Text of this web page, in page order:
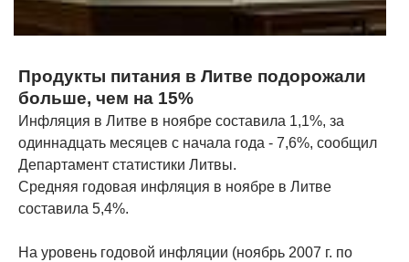
Продукты питания в Литве подорожали
больше, чем на 15%
Инфляция в Литве в ноябре составила 1,1%, за
одиннадцать месяцев с начала года - 7,6%, сообщил
Департамент статистики Литвы.
Средняя годовая инфляция в ноябре в Литве
составила 5,4%.
На уровень годовой инфляции (ноябрь 2007 г. по